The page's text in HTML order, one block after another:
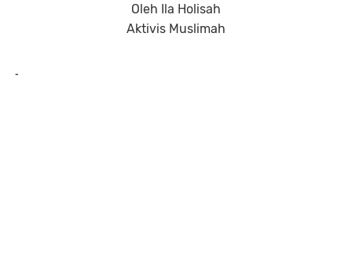
Oleh Ila Holisah
Aktivis Muslimah
-